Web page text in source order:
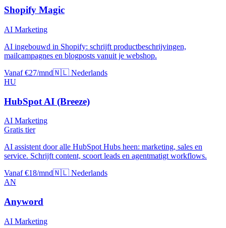
Shopify Magic
AI Marketing
AI ingebouwd in Shopify: schrijft productbeschrijvingen,
mailcampagnes en blogposts vanuit je webshop.
Vanaf €27/mnd🇳🇱 Nederlands
HU
HubSpot AI (Breeze)
AI Marketing
Gratis tier
AI assistent door alle HubSpot Hubs heen: marketing, sales en
service. Schrijft content, scoort leads en agentmatigt workflows.
Vanaf €18/mnd🇳🇱 Nederlands
AN
Anyword
AI Marketing